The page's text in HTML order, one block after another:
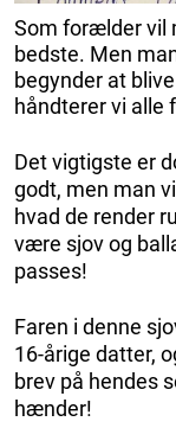
Som forælder vil
bedste. Men
begynder at
håndterer vi alle
Det vigtigste er
godt, men man
hvad de render
være sjov og
passes!
Faren i denne
16-årige datter,
brev på hendes
hænder!